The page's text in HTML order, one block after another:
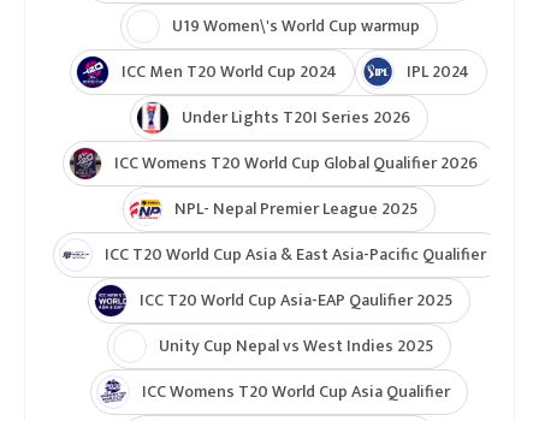
U19 Women\'s World Cup warmup
ICC Men T20 World Cup 2024
IPL 2024
Under Lights T20I Series 2026
ICC Womens T20 World Cup Global Qualifier 2026
NPL- Nepal Premier League 2025
ICC T20 World Cup Asia & East Asia-Pacific Qualifier
ICC T20 World Cup Asia-EAP Qaulifier 2025
Unity Cup Nepal vs West Indies 2025
ICC Womens T20 World Cup Asia Qualifier